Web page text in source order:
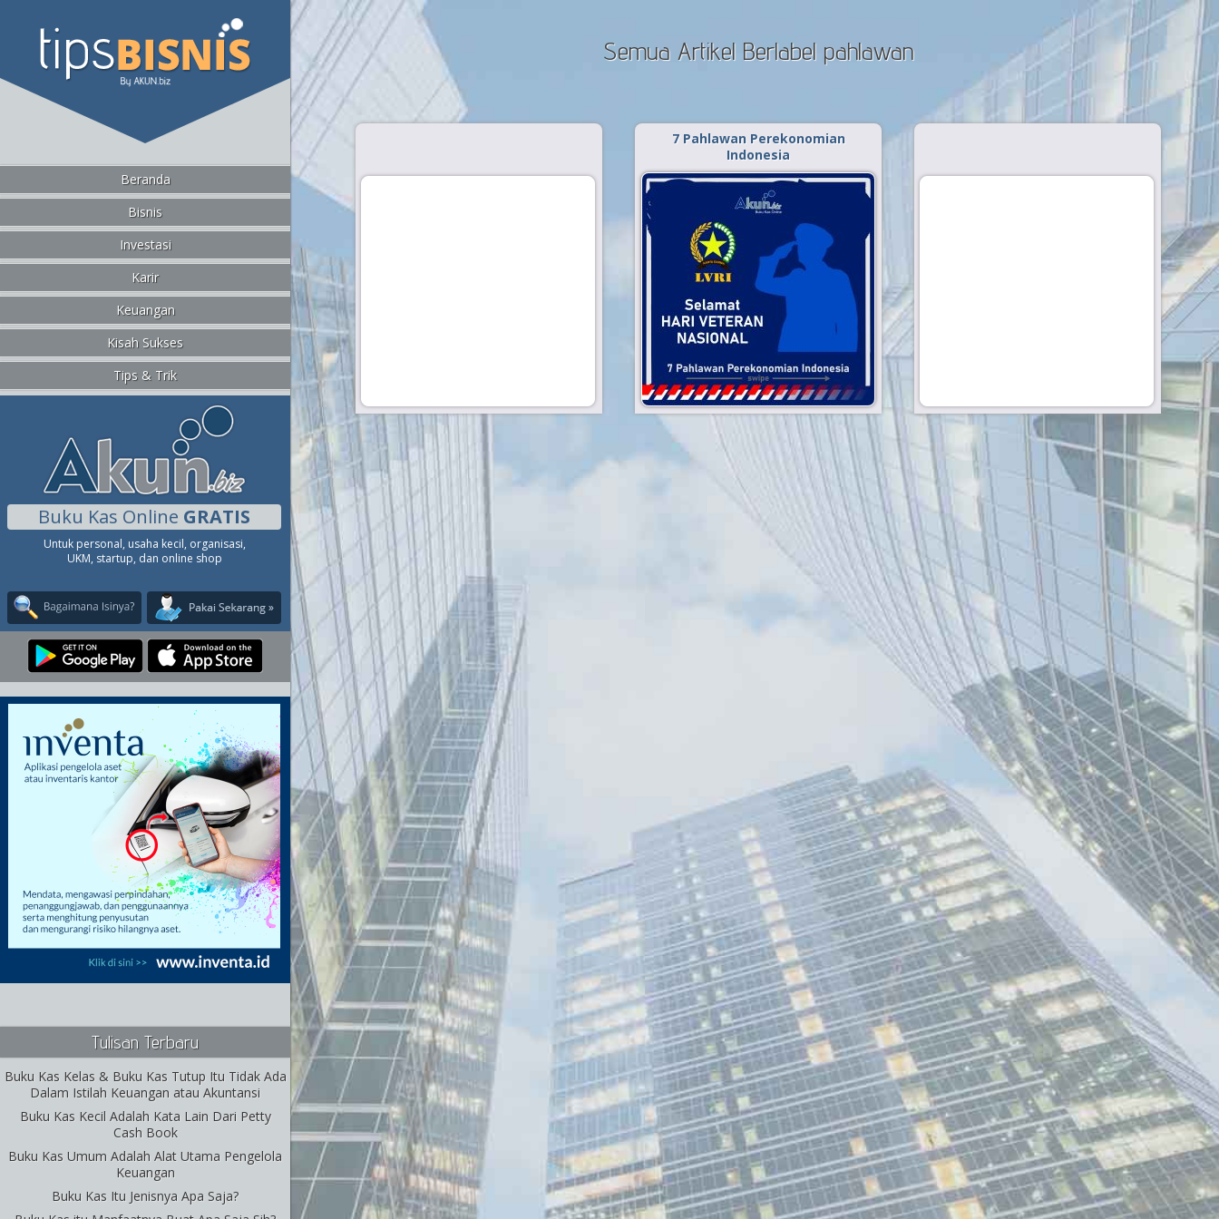
Beranda
Bisnis
Investasi
Karir
Keuangan
Kisah Sukses
Tips & Trik
Buku Kas Online GRATIS
Untuk personal, usaha kecil, organisasi,
UKM, startup, dan online shop
Tulisan Terbaru
Buku Kas Kelas & Buku Kas Tutup Itu Tidak Ada
Dalam Istilah Keuangan atau Akuntansi
Buku Kas Kecil Adalah Kata Lain Dari Petty
Cash Book
Buku Kas Umum Adalah Alat Utama Pengelola
Keuangan
Buku Kas Itu Jenisnya Apa Saja?
Semua Artikel Berlabel pahlawan
7 Pahlawan Perekonomian
Indonesia
Diterbitkan tanggal 10 Agu 2020, dalam kategori
Kisah Sukses
Seorang pahlawan bukanlah
berarti harus membawa senjata
dan beradu fisik dengan lawan,
seorang pahlawan adalah mereka
yang mempunyai perjuangan
untuk memperbaiki dan
memerdekaan bangsa ini dari
segala hal. Nah, saat ini Akun.biz
ingin...
Baca Selengkapnya »